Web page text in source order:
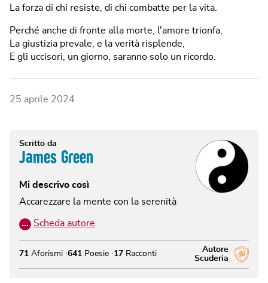
La forza di chi resiste, di chi combatte per la vita.
Perché anche di fronte alla morte, l'amore trionfa,
La giustizia prevale, e la verità risplende,
E gli uccisori, un giorno, saranno solo un ricordo.
25 aprile 2024
Scritto da
James Green
Mi descrivo così
Accarezzare la mente con la serenità
… Scheda autore
Autore
Scuderia
71 Aforismi 641 Poesie 17 Racconti